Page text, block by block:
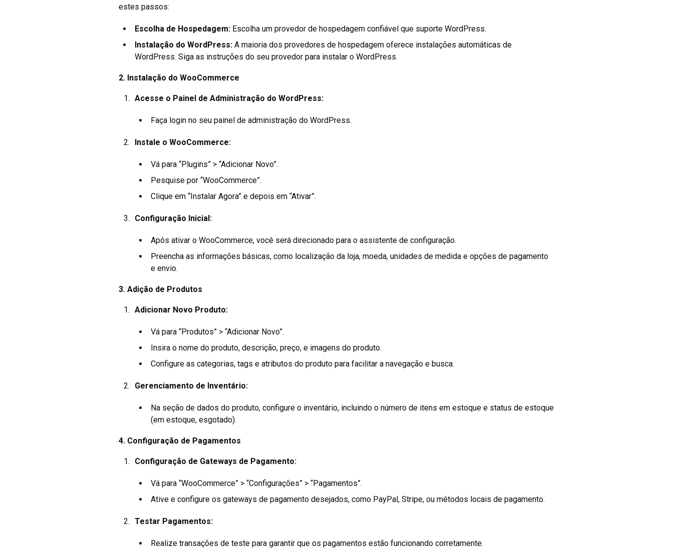
estes passos:
Escolha de Hospedagem: Escolha um provedor de hospedagem confiável que suporte WordPress.
Instalação do WordPress: A maioria dos provedores de hospedagem oferece instalações automáticas de
WordPress. Siga as instruções do seu provedor para instalar o WordPress.
2. Instalação do WooCommerce
Acesse o Painel de Administração do WordPress:
Faça login no seu painel de administração do WordPress.
Instale o WooCommerce:
Vá para “Plugins” > “Adicionar Novo”.
Pesquise por “WooCommerce”.
Clique em “Instalar Agora” e depois em “Ativar”.
Configuração Inicial:
Após ativar o WooCommerce, você será direcionado para o assistente de configuração.
Preencha as informações básicas, como localização da loja, moeda, unidades de medida e opções de pagamento
e envio.
3. Adição de Produtos
Adicionar Novo Produto:
Vá para “Produtos” > “Adicionar Novo”.
Insira o nome do produto, descrição, preço, e imagens do produto.
Configure as categorias, tags e atributos do produto para facilitar a navegação e busca.
Gerenciamento de Inventário:
Na seção de dados do produto, configure o inventário, incluindo o número de itens em estoque e status de estoque
(em estoque, esgotado).
4. Configuração de Pagamentos
Configuração de Gateways de Pagamento:
Vá para “WooCommerce” > “Configurações” > “Pagamentos”.
Ative e configure os gateways de pagamento desejados, como PayPal, Stripe, ou métodos locais de pagamento.
Testar Pagamentos:
Realize transações de teste para garantir que os pagamentos estão funcionando corretamente.